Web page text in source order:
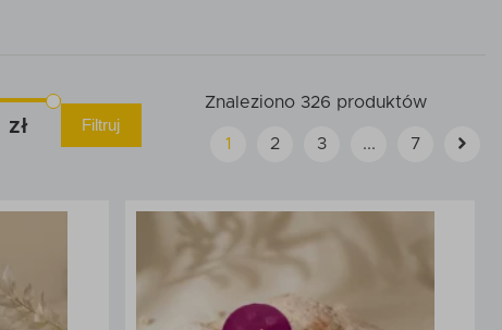
Filtruj
Znaleziono 326 produktów
1 2 3 ... 7